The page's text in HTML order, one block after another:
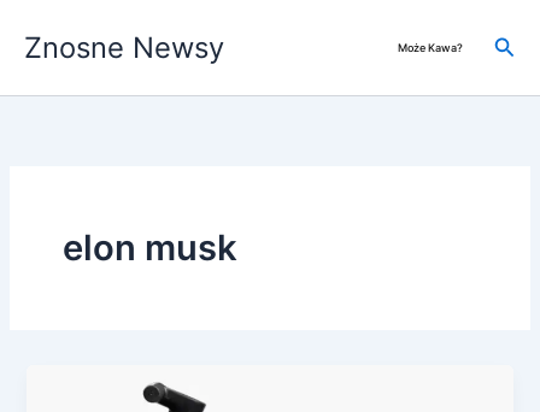
Znosne Newsy Może Kawa?
elon musk